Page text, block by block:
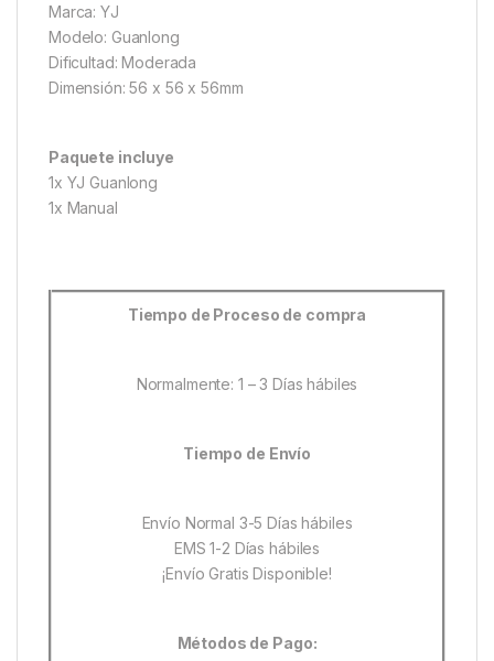
Marca: YJ
Modelo: Guanlong
Dificultad: Moderada
Dimensión: 56 x 56 x 56mm
Paquete incluye
1x YJ Guanlong
1x Manual
Tiempo de Proceso de compra
Normalmente: 1 – 3 Días hábiles
Tiempo de Envío
Envío Normal 3-5 Días hábiles
EMS 1-2 Días hábiles
¡Envío Gratis Disponible!
Métodos de Pago: